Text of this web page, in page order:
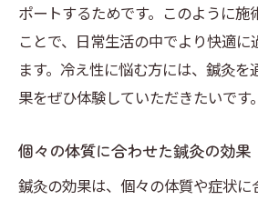
ポートするためです。このように施
ことで、日常生活の中でより快適に
ます。冷え性に悩む方には、鍼灸
果をぜひ体験していただきたいです。
個々の体質に合わせた鍼灸の効果
鍼灸の効果は、個々の体質や症状に